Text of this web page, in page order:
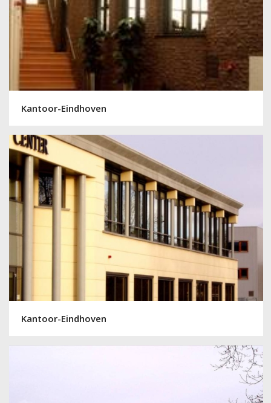
Kantoor-Eindhoven
Kantoor-Eindhoven